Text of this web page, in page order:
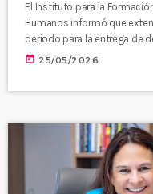
El Instituto para la
Humanos informó que
periodo para la entrega de
preseleccionados en el
today 25/05/2026